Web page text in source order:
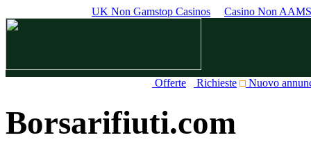
UK Non Gamstop Casinos Casino Non AAMS
Offerte Richieste Nuovo
Borsarifiuti.com